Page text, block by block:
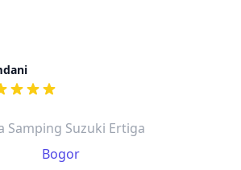
ulasan adalah bintang lima
Samping Suzuki Ertiga
Bogor